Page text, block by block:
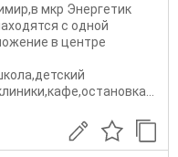
мкр Энергетик
с одной
в центре